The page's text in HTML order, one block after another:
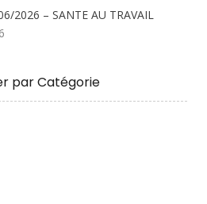
2026 – SANTE AU TRAVAIL
par Catégorie